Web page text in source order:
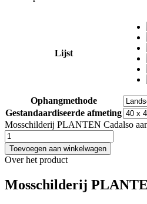
Lijst
Ophangmethode
Gestandaardiseerde afmeting
Mosschilderij PLANTEN Cadalso
Toevoegen aan winkelwagen
Over het product
Mosschilderij